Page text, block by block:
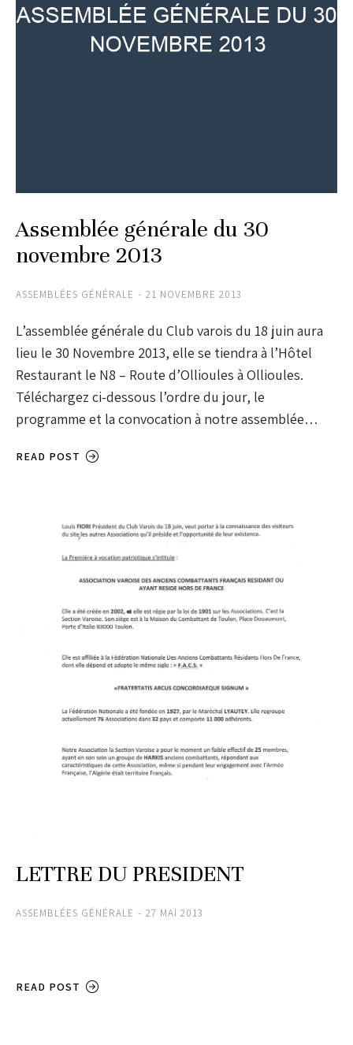
Assemblée générale du 30
novembre 2013
ASSEMBLÉES GÉNÉRALE 21 NOVEMBRE 2013
L’assemblée générale du Club varois du 18 juin aura
lieu le 30 Novembre 2013, elle se tiendra à l’Hôtel
Restaurant le N8 – Route d’Ollioules à Ollioules.
Téléchargez ci-dessous l’ordre du jour, le
programme et la convocation à notre assemblée…
READ POST
LETTRE DU PRESIDENT
ASSEMBLÉES GÉNÉRALE 27 MAI 2013
READ POST